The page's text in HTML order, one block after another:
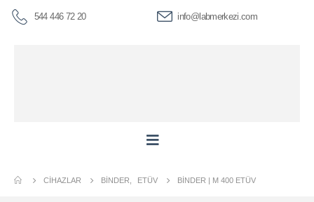
544 446 72 20 info@labmerkezi.com
CIHAZLAR BINDER ETÜV BİNDER | M 400 ETÜV